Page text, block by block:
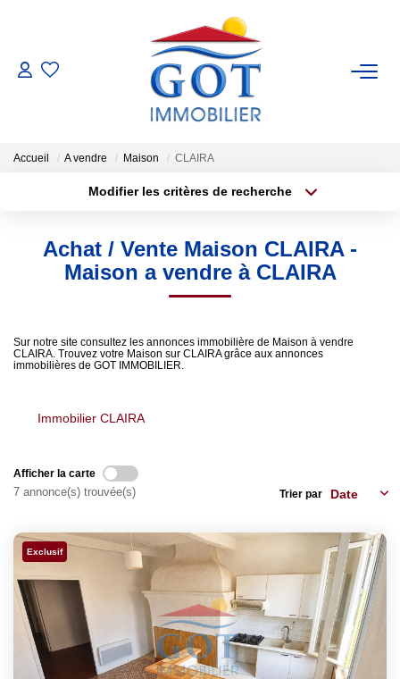
VENTES
GESTION
ESTIMATION
NOS AGENCES
Blog
CONTACT
Accueil A vendre Maison CLAIRA
Modifier les critères de recherche
Sélectionnez...
Type de bien
Surface min
Créer une alerte
Achat / Vente Maison CLAIRA -
Maison a vendre à CLAIRA
Sur notre site consultez les annonces immobilière de Maison à vendre
CLAIRA. Trouvez votre Maison sur CLAIRA grâce aux annonces
immobilières de GOT IMMOBILIER.
Immobilier CLAIRA
Afficher la carte
7 annonce(s) trouvée(s) Trier par
Exclusif